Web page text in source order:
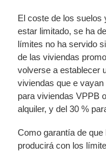
El coste de los suelos
estar limitado, se ha
límites no ha servido
de las viviendas
volverse a establecer
viviendas que e
para viviendas VPPB
alquiler, y del 30 %
Como garantía de
producirá con los